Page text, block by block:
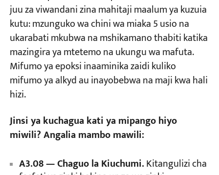
juu za viwandani zina mahitaji maalum ya kuzuia
kutu: mzunguko wa chini wa miaka 5 usio na
ukarabati mkubwa na mshikamano thabiti katika
mazingira ya mtetemo na ukungu wa mafuta.
Mifumo ya epoksi inaaminika zaidi kuliko
mifumo ya alkyd au inayobebwa na maji kwa hali
hizi.
Jinsi ya kuchagua kati ya mipango hiyo
miwili? Angalia mambo mawili:
A3.08 — Chaguo la Kiuchumi.Kitangulizi cha